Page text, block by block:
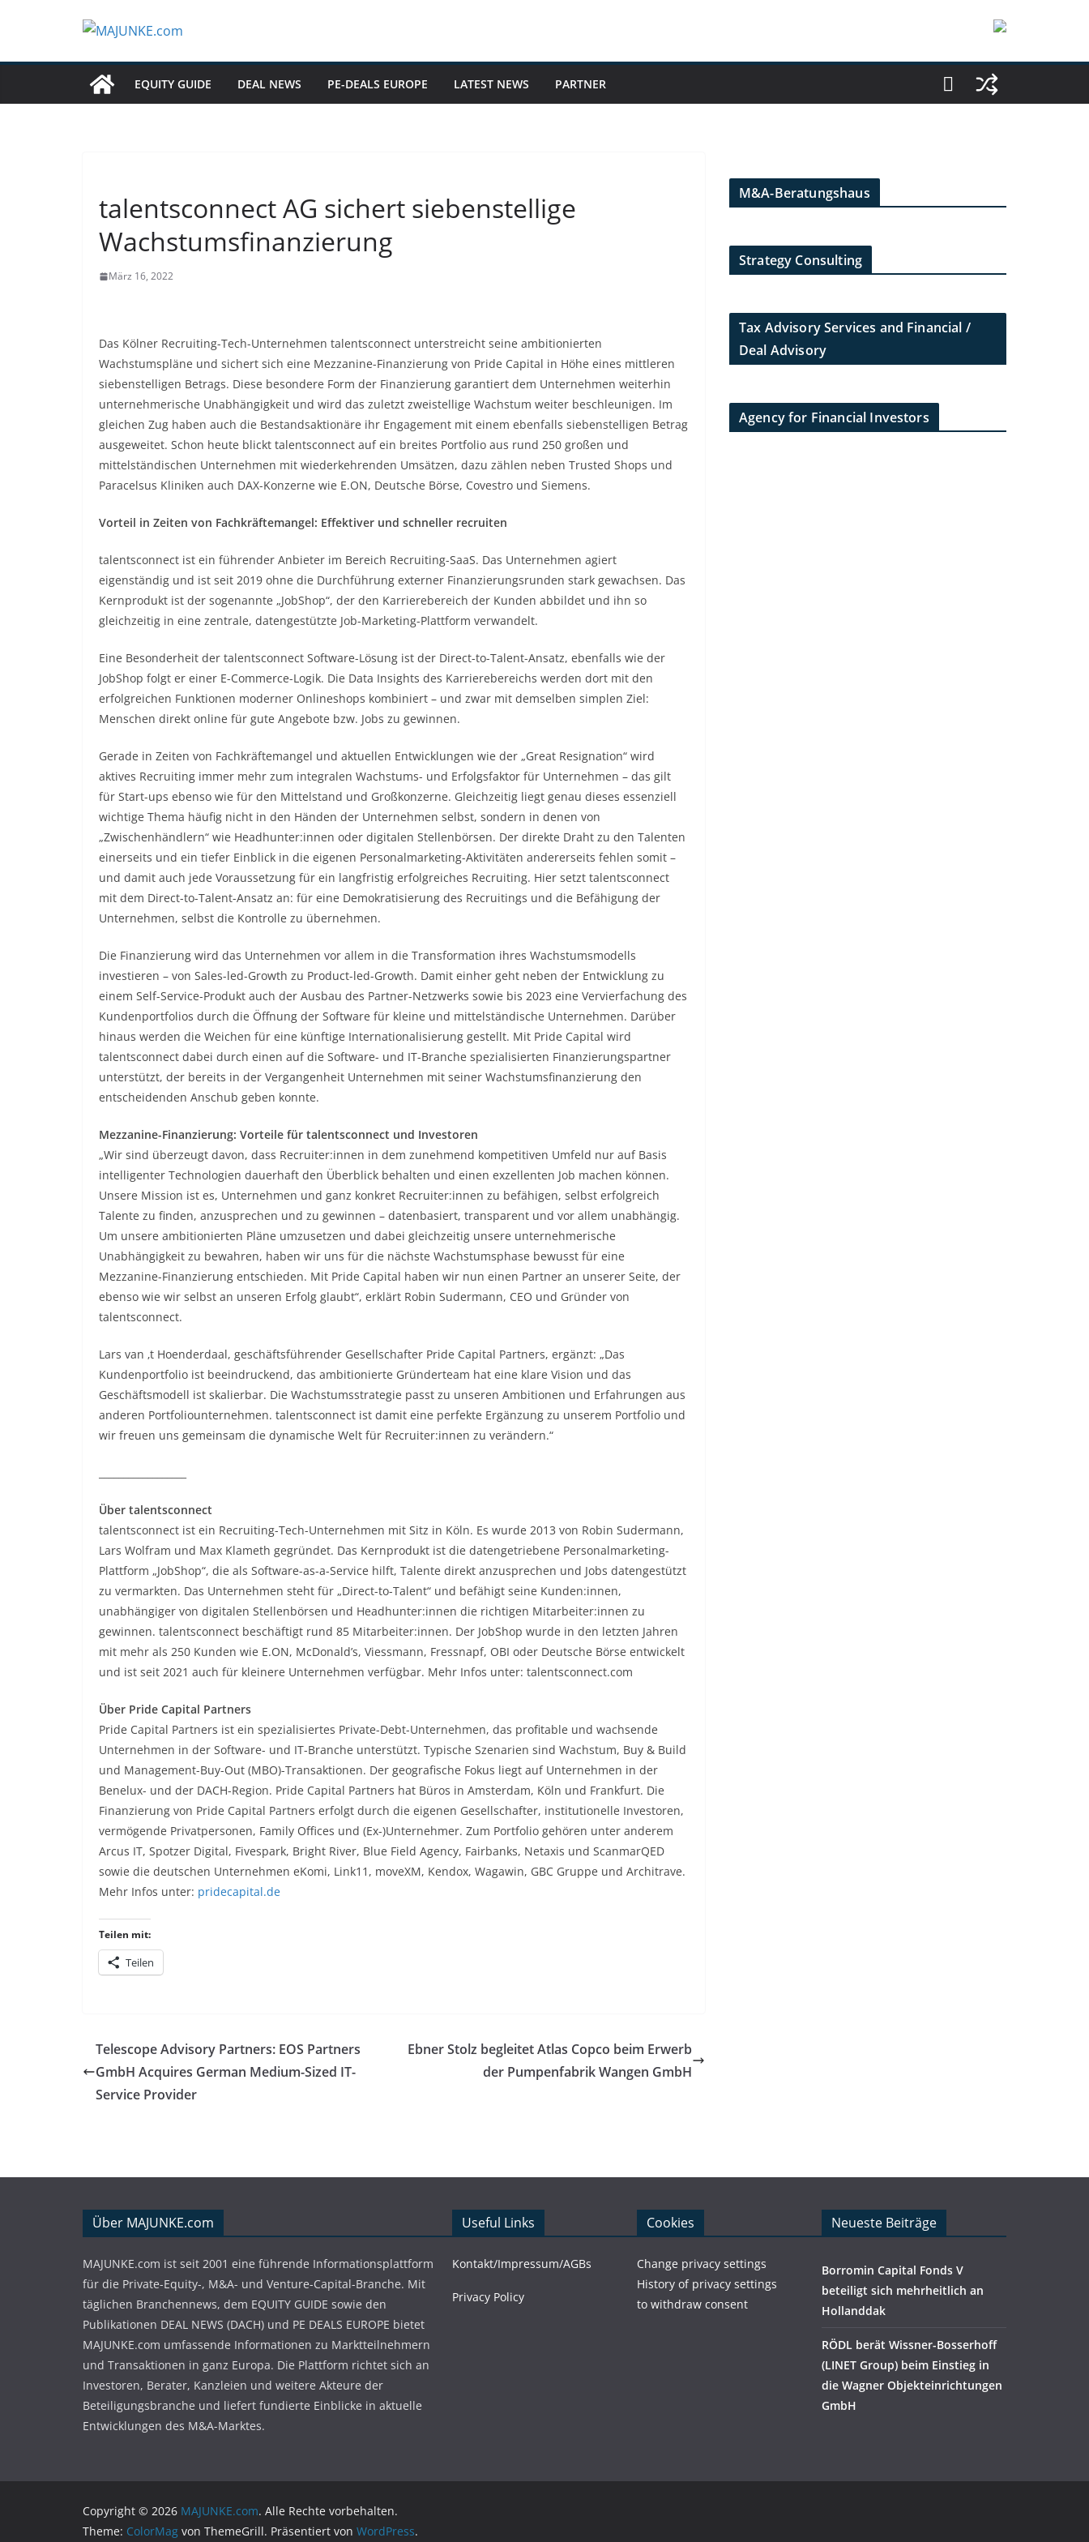
EQUITY GUIDE DEAL NEWS PE-DEALS EUROPE LATEST NEWS PARTNER
talentsconnect AG sichert siebenstellige
Wachstumsfinanzierung
März 16, 2022
Das Kölner Recruiting-Tech-Unternehmen talentsconnect unterstreicht seine ambitionierten
Wachstumspläne und sichert sich eine Mezzanine-Finanzierung von Pride Capital in Höhe eines mittleren
siebenstelligen Betrags. Diese besondere Form der Finanzierung garantiert dem Unternehmen weiterhin
unternehmerische Unabhängigkeit und wird das zuletzt zweistellige Wachstum weiter beschleunigen. Im
gleichen Zug haben auch die Bestandsaktionäre ihr Engagement mit einem ebenfalls siebenstelligen Betrag
ausgeweitet. Schon heute blickt talentsconnect auf ein breites Portfolio aus rund 250 großen und
mittelständischen Unternehmen mit wiederkehrenden Umsätzen, dazu zählen neben Trusted Shops und
Paracelsus Kliniken auch DAX-Konzerne wie E.ON, Deutsche Börse, Covestro und Siemens.
Vorteil in Zeiten von Fachkräftemangel: Effektiver und schneller recruiten
talentsconnect ist ein führender Anbieter im Bereich Recruiting-SaaS. Das Unternehmen agiert
eigenständig und ist seit 2019 ohne die Durchführung externer Finanzierungsrunden stark gewachsen. Das
Kernprodukt ist der sogenannte „JobShop“, der den Karrierebereich der Kunden abbildet und ihn so
gleichzeitig in eine zentrale, datengestützte Job-Marketing-Plattform verwandelt.
Eine Besonderheit der talentsconnect Software-Lösung ist der Direct-to-Talent-Ansatz, ebenfalls wie der
JobShop folgt er einer E-Commerce-Logik. Die Data Insights des Karrierebereichs werden dort mit den
erfolgreichen Funktionen moderner Onlineshops kombiniert – und zwar mit demselben simplen Ziel:
Menschen direkt online für gute Angebote bzw. Jobs zu gewinnen.
Gerade in Zeiten von Fachkräftemangel und aktuellen Entwicklungen wie der „Great Resignation“ wird
aktives Recruiting immer mehr zum integralen Wachstums- und Erfolgsfaktor für Unternehmen – das gilt
für Start-ups ebenso wie für den Mittelstand und Großkonzerne. Gleichzeitig liegt genau dieses essenziell
wichtige Thema häufig nicht in den Händen der Unternehmen selbst, sondern in denen von
„Zwischenhändlern“ wie Headhunter:innen oder digitalen Stellenbörsen. Der direkte Draht zu den Talenten
einerseits und ein tiefer Einblick in die eigenen Personalmarketing-Aktivitäten andererseits fehlen somit –
und damit auch jede Voraussetzung für ein langfristig erfolgreiches Recruiting. Hier setzt talentsconnect
mit dem Direct-to-Talent-Ansatz an: für eine Demokratisierung des Recruitings und die Befähigung der
Unternehmen, selbst die Kontrolle zu übernehmen.
Die Finanzierung wird das Unternehmen vor allem in die Transformation ihres Wachstumsmodells
investieren – von Sales-led-Growth zu Product-led-Growth. Damit einher geht neben der Entwicklung zu
einem Self-Service-Produkt auch der Ausbau des Partner-Netzwerks sowie bis 2023 eine Vervierfachung des
Kundenportfolios durch die Öffnung der Software für kleine und mittelständische Unternehmen. Darüber
hinaus werden die Weichen für eine künftige Internationalisierung gestellt. Mit Pride Capital wird
talentsconnect dabei durch einen auf die Software- und IT-Branche spezialisierten Finanzierungspartner
unterstützt, der bereits in der Vergangenheit Unternehmen mit seiner Wachstumsfinanzierung den
entscheidenden Anschub geben konnte.
Mezzanine-Finanzierung: Vorteile für talentsconnect und Investoren
„Wir sind überzeugt davon, dass Recruiter:innen in dem zunehmend kompetitiven Umfeld nur auf Basis
intelligenter Technologien dauerhaft den Überblick behalten und einen exzellenten Job machen können.
Unsere Mission ist es, Unternehmen und ganz konkret Recruiter:innen zu befähigen, selbst erfolgreich
Talente zu finden, anzusprechen und zu gewinnen – datenbasiert, transparent und vor allem unabhängig.
Um unsere ambitionierten Pläne umzusetzen und dabei gleichzeitig unsere unternehmerische
Unabhängigkeit zu bewahren, haben wir uns für die nächste Wachstumsphase bewusst für eine
Mezzanine-Finanzierung entschieden. Mit Pride Capital haben wir nun einen Partner an unserer Seite, der
ebenso wie wir selbst an unseren Erfolg glaubt“, erklärt Robin Sudermann, CEO und Gründer von
talentsconnect.
Lars van ‚t Hoenderdaal, geschäftsführender Gesellschafter Pride Capital Partners, ergänzt: „Das
Kundenportfolio ist beeindruckend, das ambitionierte Gründerteam hat eine klare Vision und das
Geschäftsmodell ist skalierbar. Die Wachstumsstrategie passt zu unseren Ambitionen und Erfahrungen aus
anderen Portfoliounternehmen. talentsconnect ist damit eine perfekte Ergänzung zu unserem Portfolio und
wir freuen uns gemeinsam die dynamische Welt für Recruiter:innen zu verändern.“
Über talentsconnect
talentsconnect ist ein Recruiting-Tech-Unternehmen mit Sitz in Köln. Es wurde 2013 von Robin Sudermann,
Lars Wolfram und Max Klameth gegründet. Das Kernprodukt ist die datengetriebene Personalmarketing-
Plattform „JobShop“, die als Software-as-a-Service hilft, Talente direkt anzusprechen und Jobs datengestützt
zu vermarkten. Das Unternehmen steht für „Direct-to-Talent“ und befähigt seine Kunden:innen,
unabhängiger von digitalen Stellenbörsen und Headhunter:innen die richtigen Mitarbeiter:innen zu
gewinnen. talentsconnect beschäftigt rund 85 Mitarbeiter:innen. Der JobShop wurde in den letzten Jahren
mit mehr als 250 Kunden wie E.ON, McDonald’s, Viessmann, Fressnapf, OBI oder Deutsche Börse entwickelt
und ist seit 2021 auch für kleinere Unternehmen verfügbar. Mehr Infos unter: talentsconnect.com
Über Pride Capital Partners
Pride Capital Partners ist ein spezialisiertes Private-Debt-Unternehmen, das profitable und wachsende
Unternehmen in der Software- und IT-Branche unterstützt. Typische Szenarien sind Wachstum, Buy & Build
und Management-Buy-Out (MBO)-Transaktionen. Der geografische Fokus liegt auf Unternehmen in der
Benelux- und der DACH-Region. Pride Capital Partners hat Büros in Amsterdam, Köln und Frankfurt. Die
Finanzierung von Pride Capital Partners erfolgt durch die eigenen Gesellschafter, institutionelle Investoren,
vermögende Privatpersonen, Family Offices und (Ex-)Unternehmer. Zum Portfolio gehören unter anderem
Arcus IT, Spotzer Digital, Fivespark, Bright River, Blue Field Agency, Fairbanks, Netaxis und ScanmarQED
sowie die deutschen Unternehmen eKomi, Link11, moveXM, Kendox, Wagawin, GBC Gruppe und Architrave.
Mehr Infos unter: pridecapital.de
Teilen mit:
Teilen
Telescope Advisory Partners: EOS Partners
GmbH Acquires German Medium-Sized IT-
Service Provider
Ebner Stolz begleitet Atlas Copco beim Erwerb
der Pumpenfabrik Wangen GmbH
M&A-Beratungshaus
Strategy Consulting
Tax Advisory Services and Financial /
Deal Advisory
Agency for Financial Investors
Über MAJUNKE.com
MAJUNKE.com ist seit 2001 eine führende Informationsplattform
für die Private-Equity-, M&A- und Venture-Capital-Branche. Mit
täglichen Branchennews, dem EQUITY GUIDE sowie den
Publikationen DEAL NEWS (DACH) und PE DEALS EUROPE bietet
MAJUNKE.com umfassende Informationen zu Marktteilnehmern
und Transaktionen in ganz Europa. Die Plattform richtet sich an
Investoren, Berater, Kanzleien und weitere Akteure der
Beteiligungsbranche und liefert fundierte Einblicke in aktuelle
Entwicklungen des M&A-Marktes.
Useful Links
Kontakt/Impressum/AGBs
Privacy Policy
Cookies
Change privacy settings
History of privacy settings
to withdraw consent
Neueste Beiträge
Borromin Capital Fonds V
beteiligt sich mehrheitlich an
Hollanddak
RÖDL berät Wissner-Bosserhoff
(LINET Group) beim Einstieg in
die Wagner Objekteinrichtungen
GmbH
Copyright © 2026 MAJUNKE.com. Alle Rechte vorbehalten.
Theme: ColorMag von ThemeGrill. Präsentiert von WordPress.